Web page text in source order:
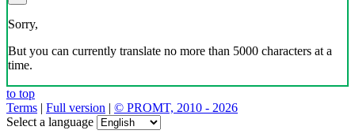
Sorry,
But you can currently translate no more than 5000 characters at a
time.
to top
Terms | Full version | © PROMT, 2010 - 2026
Select a language